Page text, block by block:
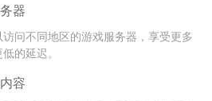
器
问不同地区的游戏服务器，享受更多
的延迟。
容